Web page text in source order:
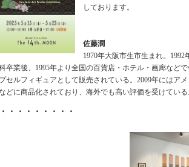
しております。
佐藤潤
1970年大阪市生市生まれ。1992
卒業後、1995年より全国の百貨店・ホテル・画廊など
セルフィギュアとして販売されている。2009年にはア
どに商品化されており、海外でも高い評価を受けてい
・・・・・・・・